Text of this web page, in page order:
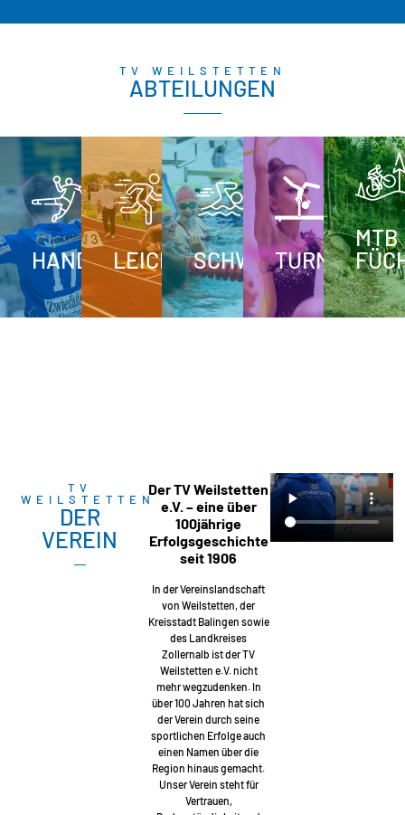
TV WEILSTETTEN
ABTEILUNGEN
HANDBALLLEICHTATHLETIK
SCHWIMMEN
TURNEN
MTB
TV
WEILSTETTEN
DER
VEREIN
Der TV Weilstetten
e.V. – eine über
100jährige
Erfolgsgeschichte
seit 1906
In der Vereinslandschaft
von Weilstetten, der
Kreisstadt Balingen sowie
des Landkreises
Zollernalb ist der TV
Weilstetten e.V. nicht
mehr wegzudenken. In
über 100 Jahren hat sich
der Verein durch seine
sportlichen Erfolge auch
einen Namen über die
Region hinaus gemacht.
Unser Verein steht für
Vertrauen,